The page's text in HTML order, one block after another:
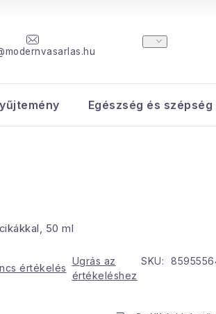
Egészség és szépség
50 ml
értékelés
Ugrás az
értékeléshez
SKU: